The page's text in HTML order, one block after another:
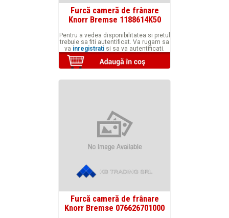
Furcă cameră de frânare
Knorr Bremse 1188614K50
Pentru a vedea disponibilitatea si pretul
trebuie sa fiti autentificat. Va rugam sa
va inregistrati si sa va autentificati.
Furcă cameră de frânare
Knorr Bremse 076626701000